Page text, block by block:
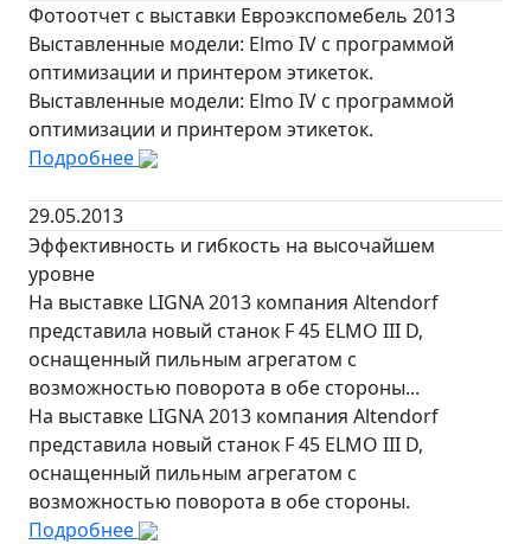
Фотоотчет с выставки Евроэкспомебель 2013
Выставленные модели: Elmo IV с программой
оптимизации и принтером этикеток.
Выставленные модели: Elmo IV с программой
оптимизации и принтером этикеток.
Подробнее
29.05.2013
Эффективность и гибкость на высочайшем
уровне
На выставке LIGNA 2013 компания Altendorf
представила новый станок F 45 ELMO III D,
оснащенный пильным агрегатом с
возможностью поворота в обе стороны...
На выставке LIGNA 2013 компания Altendorf
представила новый станок F 45 ELMO III D,
оснащенный пильным агрегатом с
возможностью поворота в обе стороны.
Подробнее